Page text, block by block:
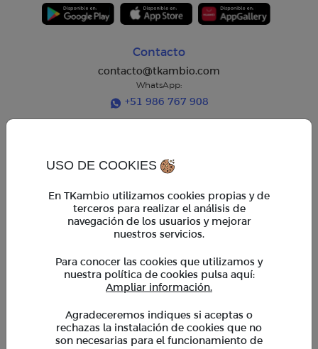
USO DE COOKIES
En TKambio utilizamos cookies propias y de
terceros para realizar el análisis de
navegación de los usuarios y mejorar
nuestros servicios.
Para conocer las cookies que utilizamos y
nuestra política de cookies pulsa aquí:
Ampliar información.
Agradeceremos indiques si aceptas o
rechazas la instalación de cookies que no
son necesarias para el funcionamiento de
Contacto
contacto@tkambio.com
WhatsApp:
+51 986 767 908
Horario regular:
Lun. a Vie. 9am - 6pm
Lun. a Vie. 6pm - 7pm
Sáb. 9am - 2pm
*En horario extendido, operaciones mayores a $ 5,000
requieren coordinación previa con un asesor
TKambio
Empresas
BeneficiosTK
Preguntas frecuentes
Calculadora de divisas